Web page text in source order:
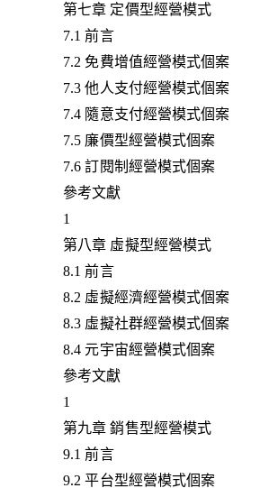
第七章 定價型經營模式
7.1 前言
7.2 免費增值經營模式個案
7.3 他人支付經營模式個案
7.4 隨意支付經營模式個案
7.5 廉價型經營模式個案
7.6 訂閱制經營模式個案
參考文獻
1
第八章 虛擬型經營模式
8.1 前言
8.2 虛擬經濟經營模式個案
8.3 虛擬社群經營模式個案
8.4 元宇宙經營模式個案
參考文獻
1
第九章 銷售型經營模式
9.1 前言
9.2 平台型經營模式個案